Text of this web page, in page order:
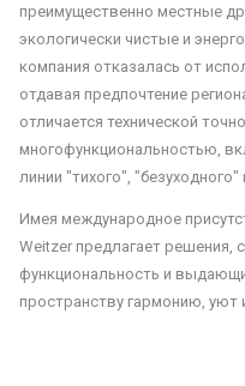
преимущественно местные
экологически чистые и
компания отказалась от
отдавая предпочтение
отличается технической
многофункциональностью,
линии "тихого",
Имея международное
Weitzer предлагает решения,
функциональность и
пространству гармонию, уют